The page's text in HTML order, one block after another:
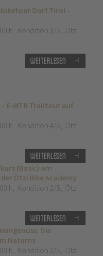
Dorf Tirol -
h, Kondition 3/5, Ötzi
Weiterlesen
E-MTB Trailtour auf
h, Kondition 4/5, Ötzi
Weiterlesen
(Basic) am
Ötzi Bike Academy
h, Kondition 2/5, Ötzi
Weiterlesen
Die
Naturns
h, Kondition 2/5, Ötzi